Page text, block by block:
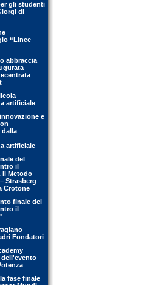
gli studenti
di
“Linee
abbraccia
artificiale
e
dalla
artificiale
del
il
Il Metodo
Strasberg
Crotone
finale del
il
Fondatori
fase finale